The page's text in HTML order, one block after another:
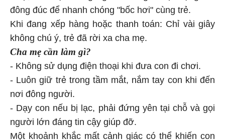
đông đúc để nhanh chóng "bốc hơi" cùng trẻ.
Khi đang xếp hàng hoặc thanh toán: Chỉ vài giây
không chú ý, trẻ đã rời xa cha mẹ.
Cha mẹ cần làm gì?
- Không sử dụng điện thoại khi đưa con đi chơi.
- Luôn giữ trẻ trong tầm mắt, nắm tay con khi đến
nơi đông người.
- Dạy con nếu bị lạc, phải đứng yên tại chỗ và gọi
người lớn đáng tin cậy giúp đỡ.
Một khoảnh khắc mất cảnh giác có thể khiến con